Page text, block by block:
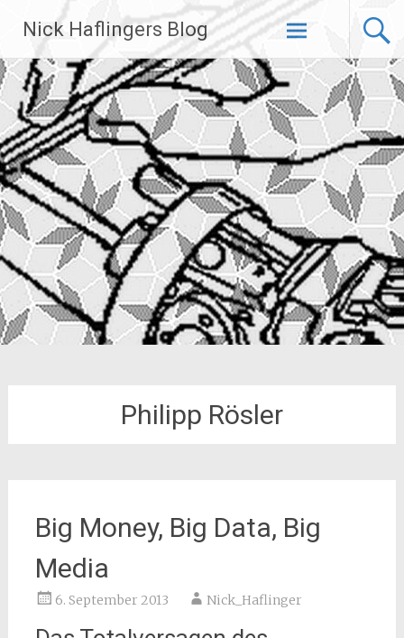
Inhalt
springen
Nick Haflingers Blog
Philipp Rösler
Big Money, Big Data, Big
Media
6. September 2013 Nick_Haflinger